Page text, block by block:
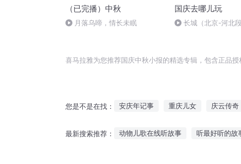
（已完播）中秋
月落乌啼，情长未眠
国庆去哪儿玩
长城（北京-河北段
喜马拉雅为您推荐国庆中秋小报的精选专辑，包含正品
您是不是在找： 安庆年记事 重庆儿女 庆云传奇
最新搜索推荐： 动物儿歌在线听故事 听最好听的故